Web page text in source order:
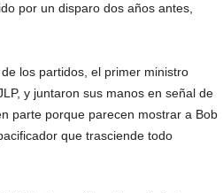
por un disparo dos años antes,
los partidos, el primer ministro
y juntaron sus manos en señal de
parte porque parecen mostrar a Bob
que trasciende todo